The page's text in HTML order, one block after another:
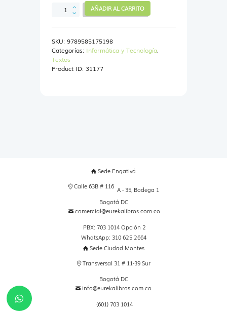
ROBOTICA
EDUCATIVA
C
AÑADIR AL CARRITO
SKU: 9789585175198
Categorías: Informática y Tecnología,
Textos
Product ID: 31177
Sede Engativá
Calle 63B # 116 A - 35, Bodega 1
Bogotá DC
comercial@eurekalibros.com.co
PBX: 703 1014 Opción 2
WhatsApp: 310 625 2664
Sede Ciudad Montes
Transversal 31 # 11-39 Sur
Bogotá DC
info@eurekalibros.com.co
(601) 703 1014